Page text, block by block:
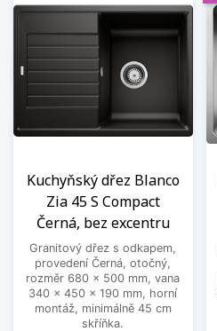
Kuchyňský dřez Blanco
Zia 45 S Compact
Černá, bez excentru
Granitový dřez s odkapem,
provedení Černá, otočný,
rozměr 680 x 500 mm, vana
340 x 450 x 190 mm, horní
montáž, minimálně 45 cm
skříňka.